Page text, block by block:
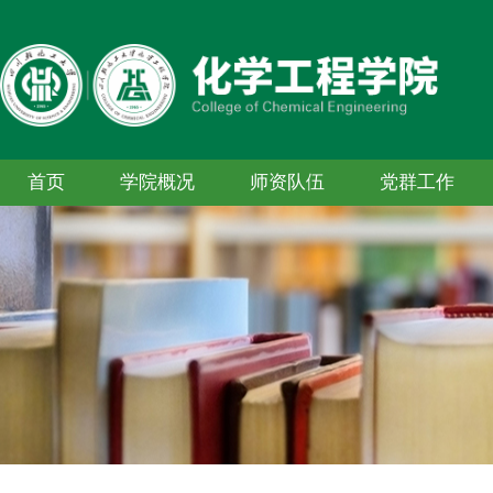
首页 学院概况 师资队伍 党群工作